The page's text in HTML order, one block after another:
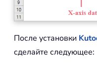
После установки
сделайте следующее: